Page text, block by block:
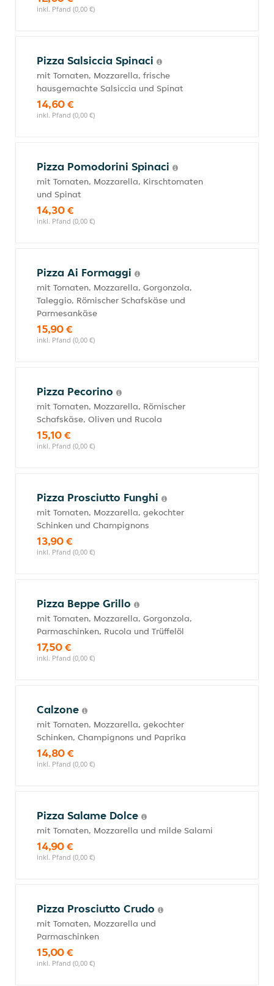
inkl. Pfand (0,00 €)
Pizza Salsiccia Spinaci
mit Tomaten, Mozzarella, frische
hausgemachte Salsiccia und Spinat
14,60 €
inkl. Pfand (0,00 €)
Pizza Pomodorini Spinaci
mit Tomaten, Mozzarella, Kirschtomaten
und Spinat
14,30 €
inkl. Pfand (0,00 €)
Pizza Ai Formaggi
mit Tomaten, Mozzarella, Gorgonzola,
Taleggio, Römischer Schafskäse und
Parmesankäse
15,90 €
inkl. Pfand (0,00 €)
Pizza Pecorino
mit Tomaten, Mozzarella, Römischer
Schafskäse, Oliven und Rucola
15,10 €
inkl. Pfand (0,00 €)
Pizza Prosciutto Funghi
mit Tomaten, Mozzarella, gekochter
Schinken und Champignons
13,90 €
inkl. Pfand (0,00 €)
Pizza Beppe Grillo
mit Tomaten, Mozzarella, Gorgonzola,
Parmaschinken, Rucola und Trüffelöl
17,50 €
inkl. Pfand (0,00 €)
Calzone
mit Tomaten, Mozzarella, gekochter
Schinken, Champignons und Paprika
14,80 €
inkl. Pfand (0,00 €)
Pizza Salame Dolce
mit Tomaten, Mozzarella und milde Salami
14,90 €
inkl. Pfand (0,00 €)
Pizza Prosciutto Crudo
mit Tomaten, Mozzarella und
Parmaschinken
15,00 €
inkl. Pfand (0,00 €)